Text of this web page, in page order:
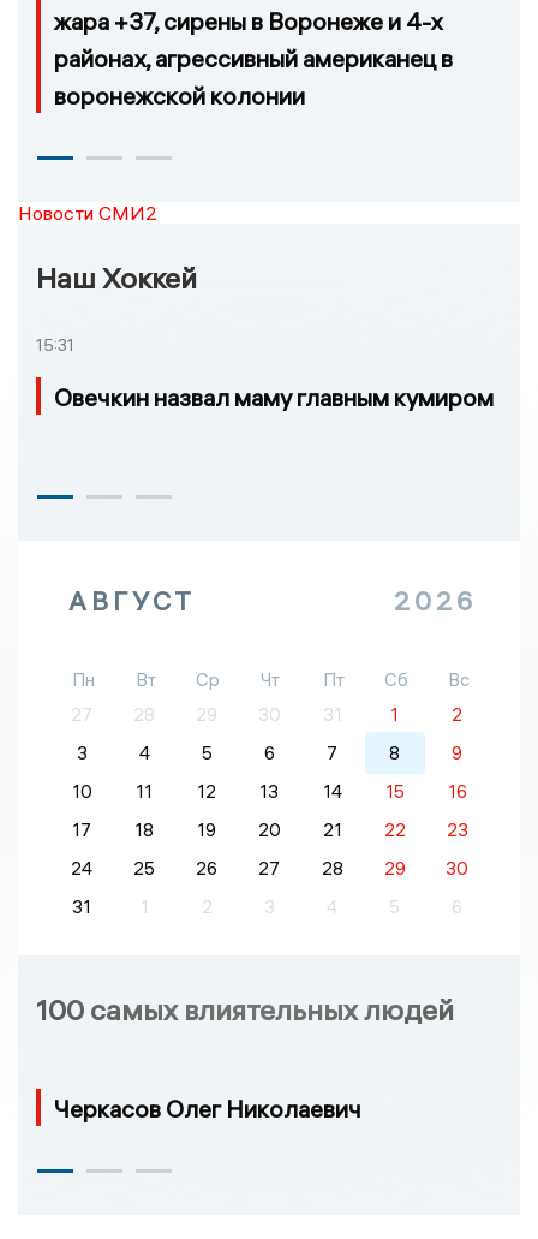
жара +37, сирены в Воронеже и 4-х
районах, агрессивный американец в
воронежской колонии
Новости СМИ2
Наш Хоккей
15:31
Овечкин назвал маму главным кумиром
АВГУСТ 2026
Пн Вт Ср Чт Пт Сб
Вс
27
28 29 30 31 1
2
3
4 5 6 7 8
9
10
11 12 13 14 15
16
17
18 19 20 21 22
23
24
25 26 27 28 29
30
31
1 2 3 4 5 6
100 самых влиятельных людей
Черкасов Олег Николаевич